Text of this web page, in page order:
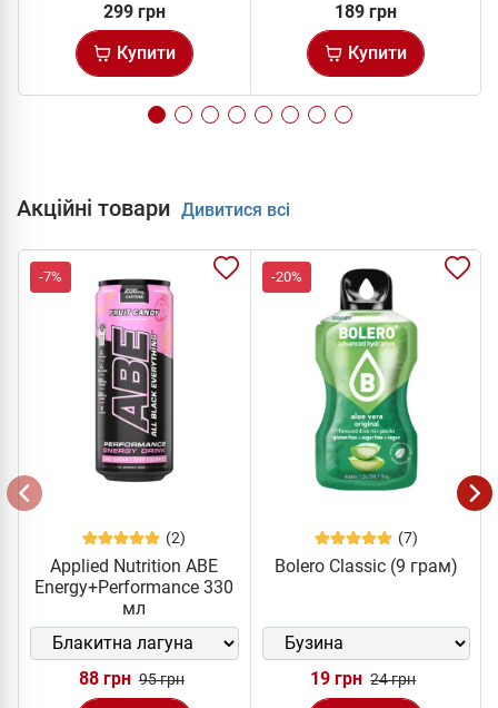
299 грн
Купити
189 грн
Купити
Акційні товари Дивитися всі
-7%
(2)
Applied Nutrition ABE
Energy+Performance 330
мл
88 грн 95 грн
-20%
(7)
Bolero Classic (9 грам)
19 грн 24 грн